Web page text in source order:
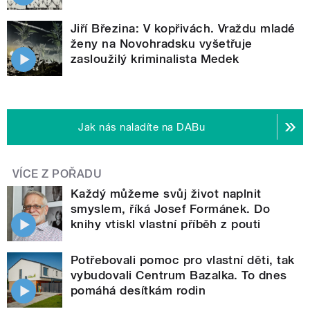
Jiří Březina: V kopřivách. Vraždu mladé
ženy na Novohradsku vyšetřuje
zasloužilý kriminalista Medek
Jak nás naladíte na DABu
VÍCE Z POŘADU
Každý můžeme svůj život naplnit
smyslem, říká Josef Formánek. Do
knihy vtiskl vlastní příběh z pouti
Potřebovali pomoc pro vlastní děti, tak
vybudovali Centrum Bazalka. To dnes
pomáhá desítkám rodin